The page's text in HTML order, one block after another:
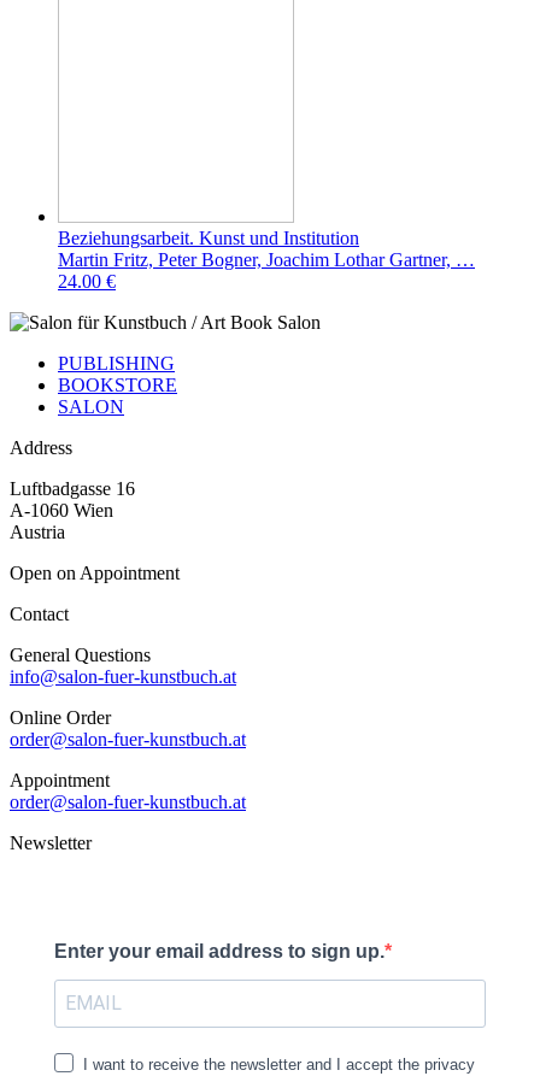
Beziehungsarbeit. Kunst und Institution
Martin Fritz, Peter Bogner, Joachim Lothar Gartner, …
24.00 €
PUBLISHING
BOOKSTORE
SALON
Address
Luftbadgasse 16
A-1060 Wien
Austria
Open on Appointment
Contact
General Questions
info@salon-fuer-kunstbuch.at
Online Order
order@salon-fuer-kunstbuch.at
Appointment
order@salon-fuer-kunstbuch.at
Newsletter
Enter your email address to sign up.
I want to receive the newsletter and I accept the privacy